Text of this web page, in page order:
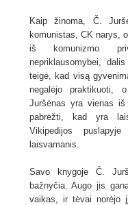
Kaip žinoma, Č.
komunistas, CK narys,
iš komunizmo
nepriklausomybei,
teigė, kad visą
negalėjo praktikuoti,
Juršėnas yra vienas iš
pabrėžti, kad yra
Vikipedijos
laisvamanis.
Savo knygoje Č.
bažnyčia. Augo jis
vaikas, ir tėvai norėjo